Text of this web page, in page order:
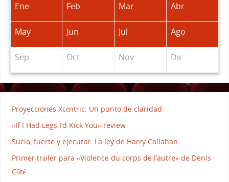
Ene Feb Mar Abr
May Jun Jul Ago
Sep Oct Nov Dic
Proyecciones Xcèntric: Un punto de claridad
«If I Had Legs I’d Kick You» review
Sucio, fuerte y ejecutor. La ley de Harry Callahan
Primer tráiler para «Violence du corps de l’autre» de Denis
Côté